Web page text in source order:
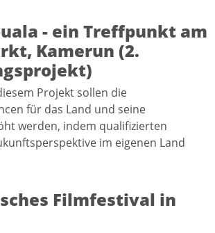
- ein Treffpunkt am
Kamerun (2.
Projekt sollen die
für das Land und seine
werden, indem qualifizierten
im eigenen Land
Filmfestival in